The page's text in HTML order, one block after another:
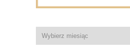
Archiwa